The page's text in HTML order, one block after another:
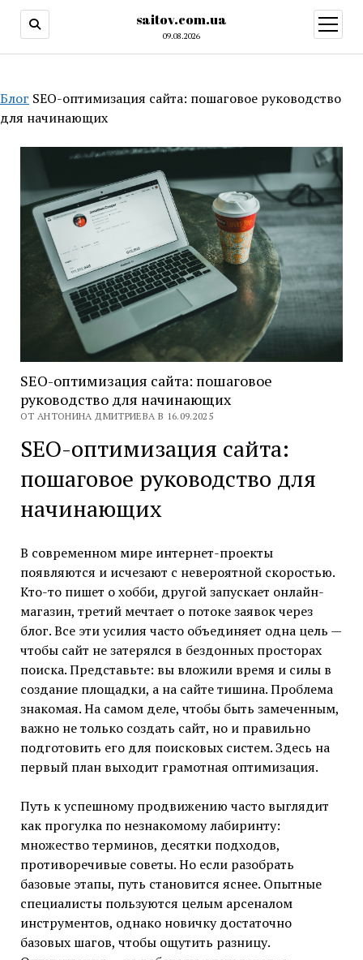
saitov.com.ua
09.08.2026
меню
Блог SEO-оптимизация сайта: пошаговое руководство
для начинающих
SEO-оптимизация сайта: пошаговое
руководство для начинающих
ОТ АНТОНИНА ДМИТРИЕВА В 16.09.2025
SEO-оптимизация сайта:
пошаговое руководство для
начинающих
В современном мире интернет-проекты
появляются и исчезают с невероятной скоростью.
Кто-то пишет о хобби, другой запускает онлайн-
магазин, третий мечтает о потоке заявок через
блог. Все эти усилия часто объединяет одна цель —
чтобы сайт не затерялся в бездонных просторах
поиска. Представьте: вы вложили время и силы в
создание площадки, а на сайте тишина. Проблема
знакомая. На самом деле, чтобы быть замеченным,
важно не только создать сайт, но и правильно
подготовить его для поисковых систем. Здесь на
первый план выходит грамотная оптимизация.
Путь к успешному продвижению часто выглядит
как прогулка по незнакомому лабиринту:
множество терминов, десятки подходов,
противоречивые советы. Но если разобрать
базовые этапы, путь становится яснее. Опытные
специалисты пользуются целым арсеналом
инструментов, однако новичку достаточно
базовых шагов, чтобы ощутить разницу.